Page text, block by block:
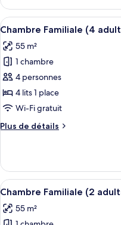
(3
adultos)
le
type
de
Chambre
Familiale
(3
adultos)
Afficher
toutes
les
photos
pour
ce
type
chambre :
(4
adults)
4
Chambre Familiale (4
55 m²
1 chambre
4 personnes
4 lits 1 place
Wi-Fi gratuit
Plus de détails
Plus
le
type
de
Chambre
Familiale
Afficher
toutes
les
4
Chambre Familiale (2
55 m²